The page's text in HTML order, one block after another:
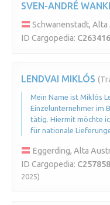
SVEN-ANDRÉ
Schwanenstadt, Alta
ID Cargopedia: C263416
LENDVAI MIKLÓS
Mein Name ist Miklós
Einzelunternehmer im
tätig. Hiermit möchte
für nationale
Eggerding, Alta
ID Cargopedia: C257858
2025)